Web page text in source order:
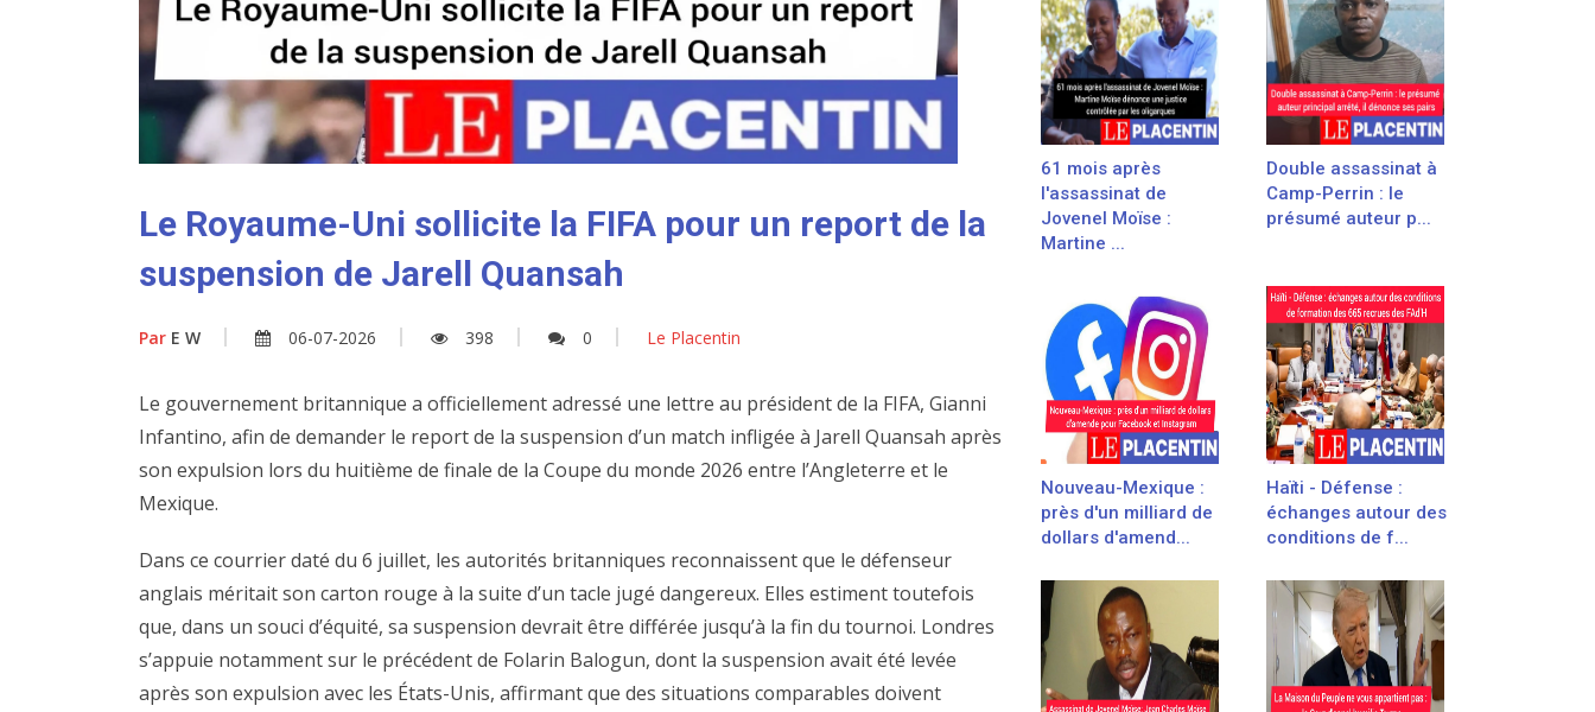
Le Royaume-Uni sollicite la FIFA pour un report de la
suspension de Jarell Quansah
Par E W 06-07-2026 398 0 Le Placentin
Le gouvernement britannique a officiellement adressé une lettre au président de la FIFA, Gianni
Infantino, afin de demander le report de la suspension d’un match infligée à Jarell Quansah après
son expulsion lors du huitième de finale de la Coupe du monde 2026 entre l’Angleterre et le
Mexique.
Dans ce courrier daté du 6 juillet, les autorités britanniques reconnaissent que le défenseur
anglais méritait son carton rouge à la suite d’un tacle jugé dangereux. Elles estiment toutefois
que, dans un souci d’équité, sa suspension devrait être différée jusqu’à la fin du tournoi. Londres
s’appuie notamment sur le précédent de Folarin Balogun, dont la suspension avait été levée
après son expulsion avec les États-Unis, affirmant que des situations comparables doivent
61 mois après
l'assassinat de
Jovenel Moïse :
Martine ...
Double assassinat à
Camp-Perrin : le
présumé auteur p...
Nouveau-Mexique :
près d'un milliard de
dollars d'amend...
Haïti - Défense :
échanges autour des
conditions de f...